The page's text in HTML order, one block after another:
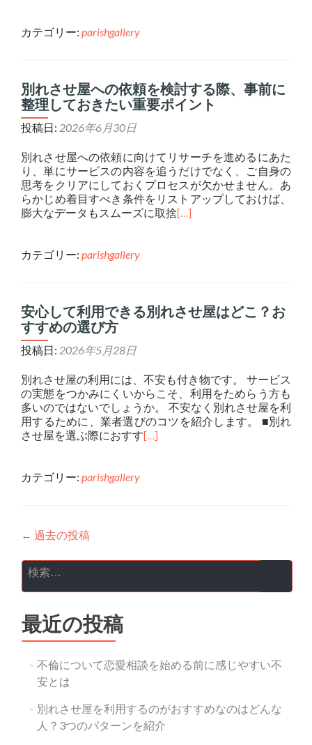
カテゴリー: parishgallery
別れさせ屋への依頼を検討する際、事前に
整理しておきたい重要ポイント
投稿日: 2026年6月30日
別れさせ屋への依頼に向けてリサーチを進めるにあた
り、単にサービスの内容を追うだけでなく、ご自身の
思考をクリアにしておくプロセスが欠かせません。あ
らかじめ着目すべき条件をリストアップしておけば、
膨大なデータもスムーズに取捨[…]
カテゴリー: parishgallery
安心して利用できる別れさせ屋はどこ？お
すすめの選び方
投稿日: 2026年5月28日
別れさせ屋の利用には、不安も付き物です。 サービス
の実態をつかみにくいからこそ、利用をためらう方も
多いのではないでしょうか。 不安なく別れさせ屋を利
用するために、業者選びのコツを紹介します。 ■別れ
させ屋を選ぶ際におすす[…]
カテゴリー: parishgallery
投稿ナビゲーション
← 過去の投稿
検索:
最近の投稿
不倫について恋愛相談を始める前に感じやすい不
安とは
別れさせ屋を利用するのがおすすめなのはどんな
人？3つのパターンを紹介